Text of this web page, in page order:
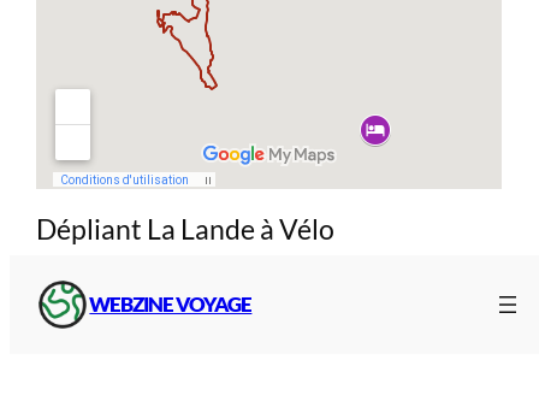
WEBZINE VOYAGE
Dépliant La Lande à Vélo
Plaquette officielle
touristiques :